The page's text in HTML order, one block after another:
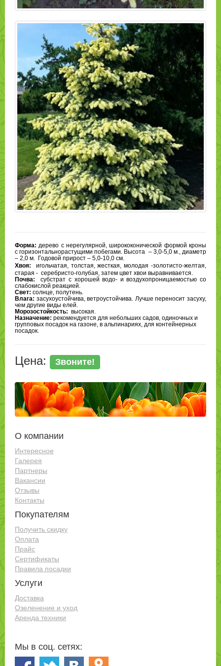
Форма:дерево с нерегулярной, ширококонической формой кроны
с горизонтальнорастущими побегами. Высота – 3,0-5,0м., диаметр
– 2,0 м. Годовой прирост – 5,0-10,0 см.
Хвоя:
игольчатая, толстая, жесткая, молодая -золотисто-желтая,
старая - серебристо-голубая, затем цвет хвои выравнивается.
Почва: субстрат с хорошей водо- и воздухопроницаемостью со
слабокислой реакцией.
Свет: солнце, полутень.
Влага: засухоустойчива, ветроустойчива. Лучше переносит засуху,
чем другие виды елей.
Морозостойкость: высокая.
Назначение: рекомендуется для небольших садов, одиночных и
групповых посадок на газоне, в альпинариях, для контейнерных
посадок.
Цена: Звоните!
О компании
Интересное
Галерея
Партнеры
Вакансии
Отзывы
Контакты
Покупателям
Получить скидку
Оплата
Прайс
Сертификаты
Правила посадки
Услуги
Доставка
Озеленение и уход
Аренда техники
Мы в соц. сетях: